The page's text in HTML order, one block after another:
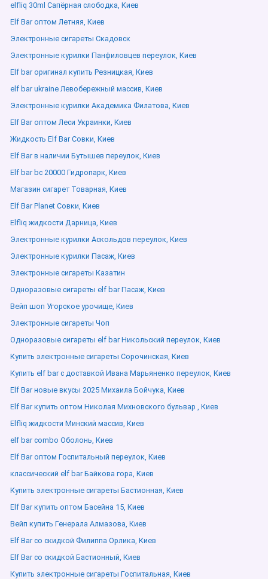
elfliq 30ml Сапёрная слободка, Киев
Elf Bar оптом Летняя, Киев
Электронные сигареты Скадовск
Электронные курилки Панфиловцев переулок, Киев
Elf bar оригинал купить Резницкая, Киев
elf bar ukraine Левобережный массив, Киев
Электронные курилки Академика Филатова, Киев
Elf Bar оптом Леси Украинки, Киев
Жидкость Elf Bar Совки, Киев
Elf Bar в наличии Бутышев переулок, Киев
Elf bar bc 20000 Гидропарк, Киев
Магазин сигарет Товарная, Киев
Elf Bar Planet Совки, Киев
Elfliq жидкости Дарница, Киев
Электронные курилки Аскольдов переулок, Киев
Электронные курилки Пасаж, Киев
Электронные сигареты Казатин
Одноразовые сигареты elf bar Пасаж, Киев
Вейп шоп Угорское урочище, Киев
Электронные сигареты Чоп
Одноразовые сигареты elf bar Никольский переулок, Киев
Купить электронные сигареты Сорочинская, Киев
Купить elf bar с доставкой Ивана Марьяненко переулок, Киев
Elf Bar новые вкусы 2025 Михаила Бойчука, Киев
Elf Bar купить оптом Николая Михновского бульвар , Киев
Elfliq жидкости Минский массив, Киев
elf bar combo Оболонь, Киев
Elf Bar оптом Госпитальный переулок, Киев
классический elf bar Байкова гора, Киев
Купить электронные сигареты Бастионная, Киев
Elf Bar купить оптом Басейна 15, Киев
Вейп купить Генерала Алмазова, Киев
Elf Bar со скидкой Филиппа Орлика, Киев
Elf Bar со скидкой Бастионный, Киев
Купить электронные сигареты Госпитальная, Киев